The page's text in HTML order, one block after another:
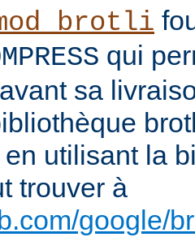
qui
sa
utilisant la
trouver à
google/